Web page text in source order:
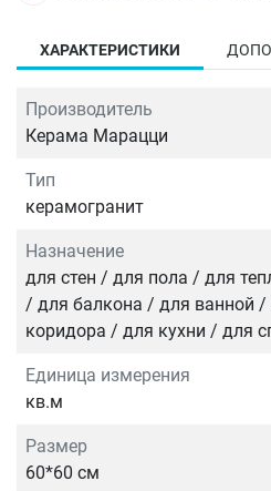
ХАРАКТЕРИСТИКИ
Производитель
Керама Марацци
Тип
керамогранит
Назначение
для стен / для пола / для
/ для балкона / для ванной /
коридора / для кухни / для
Единица измерения
кв.м
Размер
60*60 см